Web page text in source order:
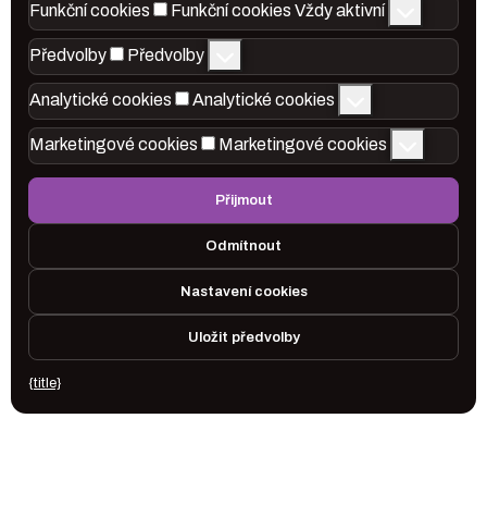
Funkční cookies Funkční cookies Vždy aktivní
Předvolby Předvolby
Analytické cookies Analytické cookies
Marketingové cookies Marketingové cookies
Přijmout
Odmítnout
Nastavení cookies
Uložit předvolby
{title}